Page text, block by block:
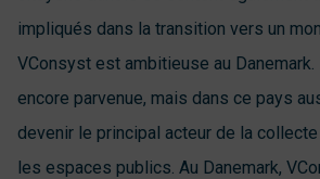
impliqués dans la transition vers un
VConsyst est ambitieuse au Danemark.
encore parvenue, mais dans ce pays
devenir le principal acteur de la
les espaces publics. Au Danemark,